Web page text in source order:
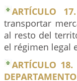
ARTÍCULO
transportar
al resto del
el régimen legal
ARTÍCULO 18.